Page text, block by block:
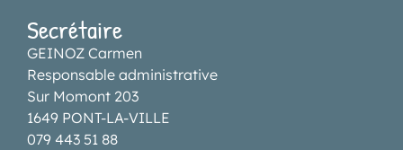
Secrétaire
GEINOZ Carmen
Responsable administrative
Sur Momont 203
1649 PONT-LA-VILLE
079 443 51 88